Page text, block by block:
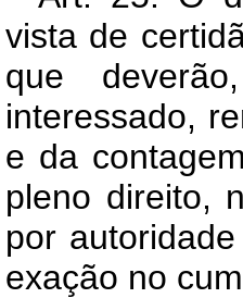
vista de
que
interessado,
e da
pleno direito,
por
exação no